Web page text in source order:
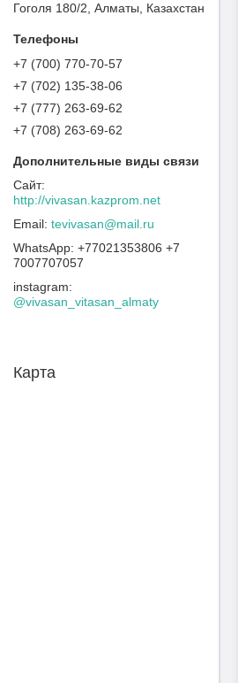
Гоголя 180/2, Алматы, Казахстан
+7 (700) 770-70-57
+7 (702) 135-38-06
+7 (777) 263-69-62
+7 (708) 263-69-62
http://vivasan.kazprom.net
tevivasan@mail.ru
+77021353806 +7
7007707057
instagram
@vivasan_vitasan_almaty
Карта